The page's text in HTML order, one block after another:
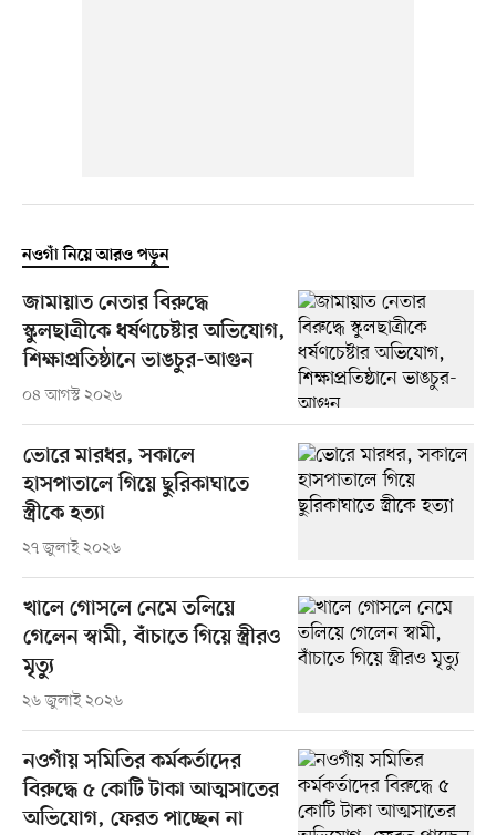
নওগাঁ নিয়ে আরও পড়ুন
জামায়াত নেতার বিরুদ্ধে
স্কুলছাত্রীকে ধর্ষণচেষ্টার অভিযোগ,
শিক্ষাপ্রতিষ্ঠানে ভাঙচুর-আগুন
০৪ আগস্ট ২০২৬
ভোরে মারধর, সকালে
হাসপাতালে গিয়ে ছুরিকাঘাতে
স্ত্রীকে হত্যা
২৭ জুলাই ২০২৬
খালে গোসলে নেমে তলিয়ে
গেলেন স্বামী, বাঁচাতে গিয়ে স্ত্রীরও
মৃত্যু
২৬ জুলাই ২০২৬
নওগাঁয় সমিতির কর্মকর্তাদের
বিরুদ্ধে ৫ কোটি টাকা আত্মসাতের
অভিযোগ, ফেরত পাচ্ছেন না